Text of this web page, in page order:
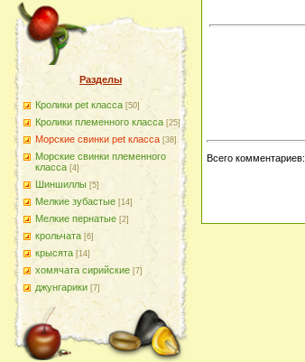
Разделы
Кролики pet класса [50]
Кролики племенного класса [25]
Морские свинки pet класса [38]
Морские свинки племенного
класса [4]
Шиншиллы [5]
Мелкие зубастые [14]
Мелкие пернатые [2]
крольчата [6]
крысята [14]
хомячата сирийские [7]
джунгарики [7]
Всего комментариев: